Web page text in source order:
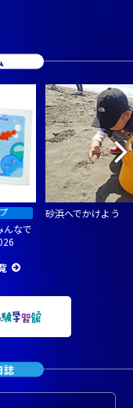
んなで
砂浜へでかけよう
誌